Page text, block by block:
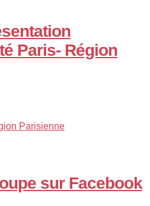
Paris- Région
Parisienne
sur Facebook